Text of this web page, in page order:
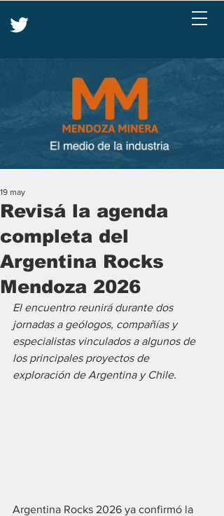
Revisá la agenda
completa del
Argentina Rocks
Mendoza 2026
19 may
El encuentro reunirá durante dos
jornadas a geólogos, compañías y
especialistas vinculados a algunos de
los principales proyectos de
exploración de Argentina y Chile.
Argentina Rocks 2026 ya confirmó la